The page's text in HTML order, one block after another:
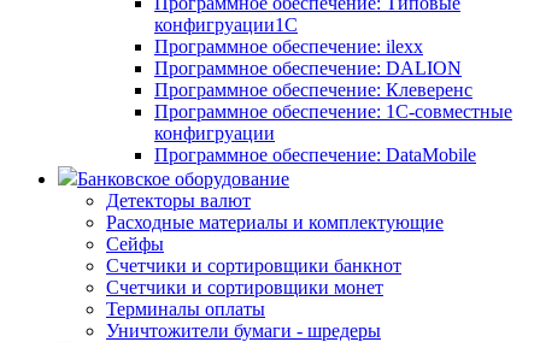
конфигруации1С
Программное обеспечение: ilexx
Программное обеспечение: DALION
Программное обеспечение: Клеверенс
Программное обеспечение: 1С-совместные
конфигруации
Программное обеспечение: DataMobile
Банковское оборудование
Детекторы валют
Расходные материалы и комплектующие
Сейфы
Счетчики и сортировщики банкнот
Счетчики и сортировщики монет
Терминалы оплаты
Уничтожители бумаги - шредеры